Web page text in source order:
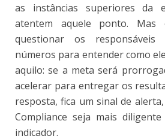
as instâncias superiores da
atentem aquele ponto. Mas
questionar os
números para entender como
aquilo: se a meta será
acelerar para entregar os
resposta, fica um sinal de
Compliance seja mais
indicador.